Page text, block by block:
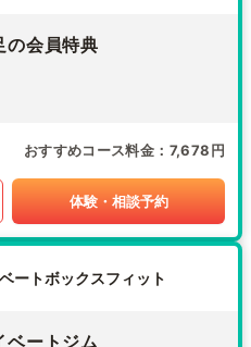
の会員特典
おすすめコース料金 7,678円
体験・相談予約
ートボックスフィット
ベートジム